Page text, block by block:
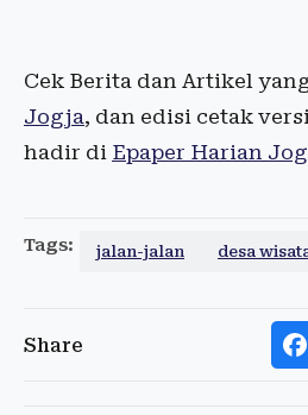
Cek Berita dan Artikel
Jogja, dan edisi cetak
hadir di Epaper Harian
Tags: jalan-jalan desa
Share